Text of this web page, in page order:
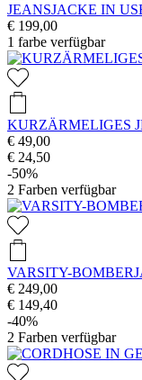
JEANSJACKE IN
€ 199,00
1 farbe verfügbar
KURZÄRMELIGES
€ 49,00
€ 24,50
-50%
2 Farben verfügbar
VARSITY-
€ 249,00
€ 149,40
-40%
2 Farben verfügbar